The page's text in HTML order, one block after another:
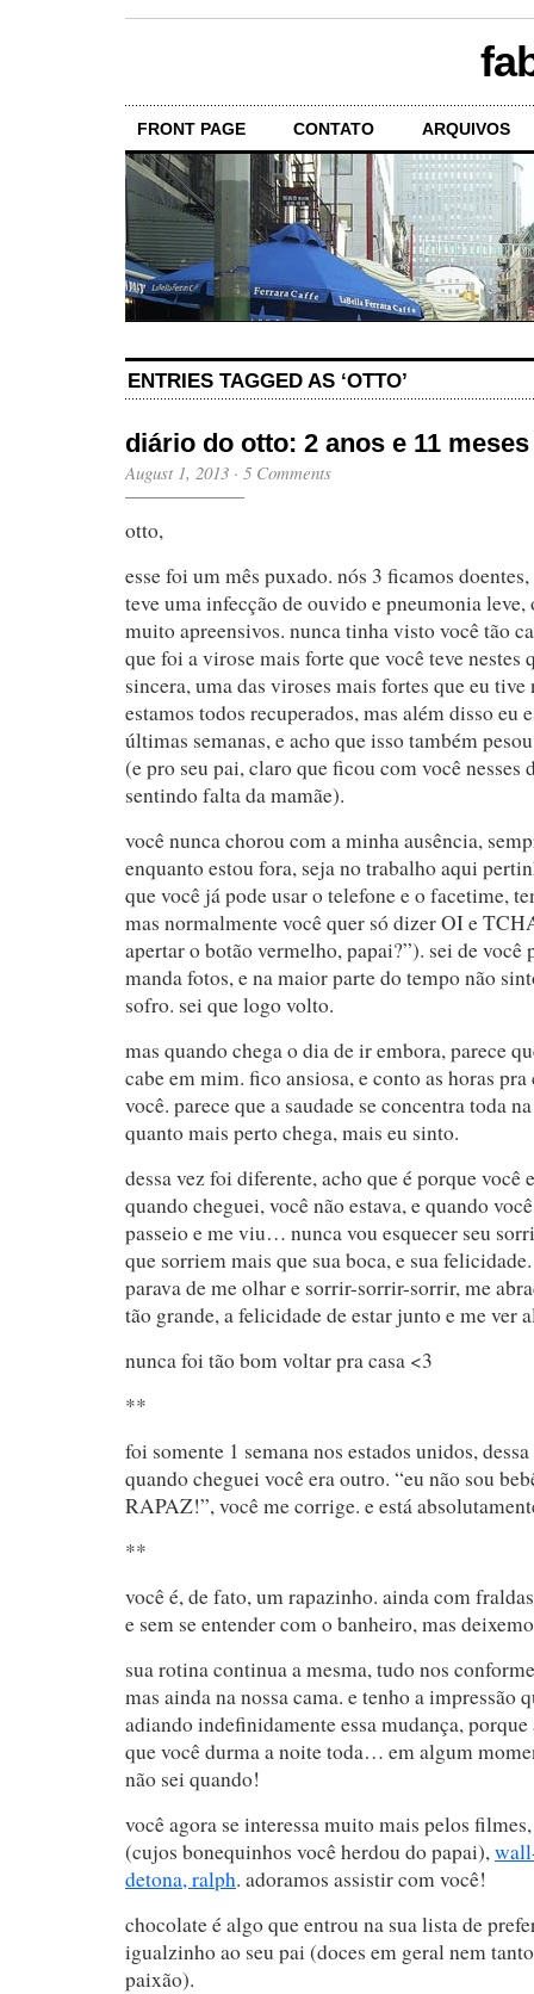
FRONT PAGE CONTATO ARQUIVOS
ENTRIES TAGGED AS ‘OTTO’
diário do otto: 2 anos e 11 meses
August 1, 2013 · 5 Comments
otto,
esse foi um mês puxado. nós 3 ficamos
teve uma infecção de ouvido e pneumonia leve,
muito apreensivos. nunca tinha visto você tão
que foi a virose mais forte que você teve nestes
sincera, uma das viroses mais fortes que eu
estamos todos recuperados, mas além disso eu
últimas semanas, e acho que isso também
(e pro seu pai, claro que ficou com você nesses
sentindo falta da mamãe).
você nunca chorou com a minha ausência,
enquanto estou fora, seja no trabalho aqui
que você já pode usar o telefone e o facetime,
mas normalmente você quer só dizer OI e
apertar o botão vermelho, papai?”). sei de você
manda fotos, e na maior parte do tempo não
sofro. sei que logo volto.
mas quando chega o dia de ir embora, parece
cabe em mim. fico ansiosa, e conto as horas
você. parece que a saudade se concentra toda
quanto mais perto chega, mais eu sinto.
dessa vez foi diferente, acho que é porque você
quando cheguei, você não estava, e quando
passeio e me viu… nunca vou esquecer seu
que sorriem mais que sua boca, e sua
parava de me olhar e sorrir-sorrir-sorrir, me
tão grande, a felicidade de estar junto e me
nunca foi tão bom voltar pra casa <3
**
foi somente 1 semana nos estados unidos,
quando cheguei você era outro. “eu não sou
RAPAZ!”, você me corrige. e está
**
você é, de fato, um rapazinho. ainda com
e sem se entender com o banheiro, mas
sua rotina continua a mesma, tudo nos
mas ainda na nossa cama. e tenho a impressão
adiando indefinidamente essa mudança,
que você durma a noite toda… em algum
não sei quando!
você agora se interessa muito mais pelos
(cujos bonequinhos você herdou do papai),
detona, ralph. adoramos assistir com você!
chocolate é algo que entrou na sua lista de
igualzinho ao seu pai (doces em geral nem
paixão).